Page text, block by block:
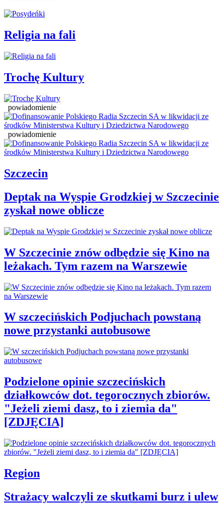
Religia na fali
Trochę Kultury
powiadomienie
powiadomienie
Szczecin
Deptak na Wyspie Grodzkiej w Szczecinie
zyskał nowe oblicze
W Szczecinie znów odbędzie się Kino na
leżakach. Tym razem na Warszewie
W szczecińskich Podjuchach powstaną
nowe przystanki autobusowe
Podzielone opinie szczecińskich
działkowców dot. tegorocznych zbiorów.
"Jeżeli ziemi dasz, to i ziemia da"
[ZDJĘCIA]
Region
Strażacy walczyli ze skutkami burz i ulew